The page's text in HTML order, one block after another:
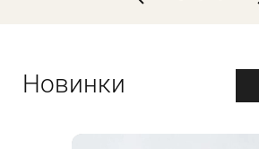
Новинки